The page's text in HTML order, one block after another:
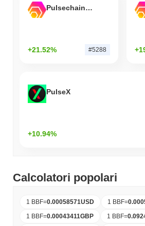
Pulsechain Bridged HEX (Pulsechain)
+21.52% #5288
PulseX
+10.94%
Calcolatori popolari
1 BBF=0.00058571USD 1 BBF=
1 BBF=0.00043411GBP 1 BBF=